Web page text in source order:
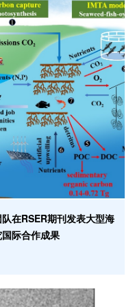
在RSER期刊发表大型海
际合作成果